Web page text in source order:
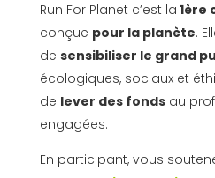
Run For Planet c’est la 1ère
conçue pour la planète.
de sensibiliser le grand
écologiques, sociaux et
de lever des fonds au
engagées.
En participant, vous